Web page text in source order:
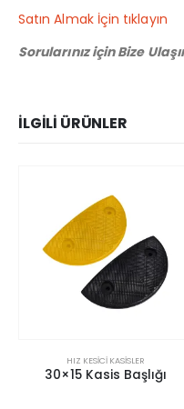
Satın Almak İçin tıklayın
Sorularınız için Bize
İLGILI ÜRÜNLER
HIZ KESICI KASISLER
30×15 Kasis Başlığı